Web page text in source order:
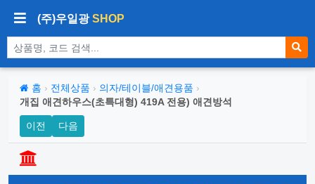
(주)우일광SHOP
상품 검색
홈 › 전체상품 › 의자/테이블/애견용품 ›
개집 애견하우스(초특대형) 419A 전용) 애견방석
이전 다음